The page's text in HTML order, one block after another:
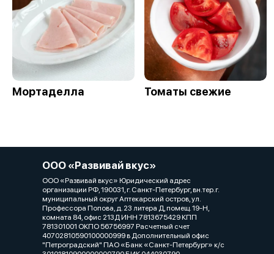
Мортаделла Томаты свежие
ООО «Развивай вкус»
ООО «Развивай вкус» Юридический адрес
организации РФ, 190031, г. Санкт-Петербург, вн.тер.г.
муниципальный округ Аптекарский остров, ул.
Профессора Попова, д. 23 литера Д, помещ. 19-Н,
комната 84, офис 213Д ИНН 7813675429 КПП
781301001 ОКПО 56756997 Расчетный счет
40702810590100000999 в Дополнительный офис
"Петроградский" ПАО «Банк «Санкт-Петербург» к/с